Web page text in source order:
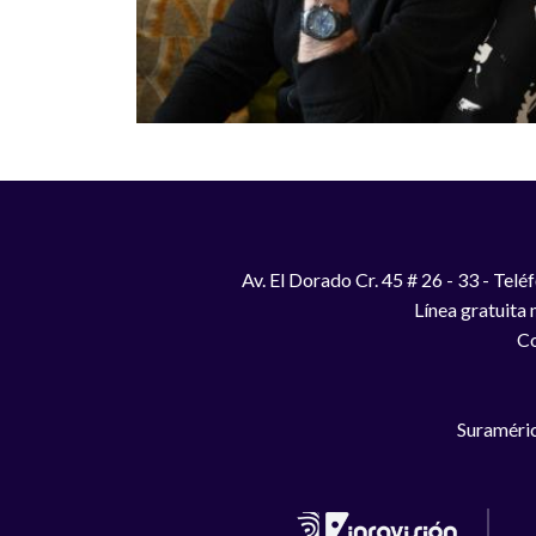
Av. El Dorado Cr. 45 # 26 - 33 -
Línea gratuita